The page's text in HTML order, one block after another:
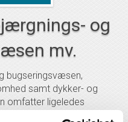
og
mv.
bugseringsvæsen,
samt dykker- og
omfatter ligeledes